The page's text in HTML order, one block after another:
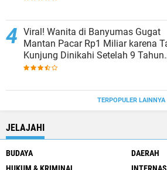
Viral! Wanita di Banyumas Gugat
Mantan Pacar Rp1 Miliar karena
Kunjung Dinikahi Setelah 9 Tahun
Berpacaran
TERPOPULER LAINNYA
JELAJAHI
BUDAYA
DAERAH
HUKUM & KRIMINAL